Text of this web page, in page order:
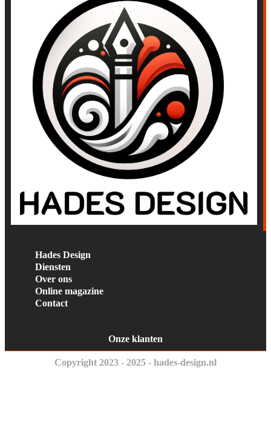
Hades Design
Diensten
Over ons
Online magazine
Contact
Onze klanten
Copyright 2023 - 2025 - hades-design.nl